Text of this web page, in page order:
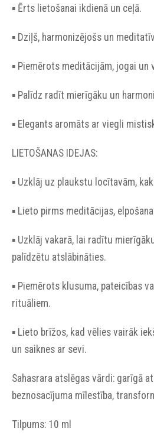
▪︎ Ērts lietošanai ikdienā un ceļā.
▪︎ Dziļš, harmonizējošs un
▪︎ Piemērots meditācijām, jogai un
▪︎ Palīdz radīt mierīgāku un
▪︎ Elegants aromāts ar viegli
LIETOŠANAS IDEJAS:
▪︎ Uzklāj uz plaukstu locītavām,
▪︎ Lieto pirms meditācijas,
▪︎ Uzklāj vakarā, lai radītu
palīdzētu atslābināties.
▪︎ Piemērots klusuma, pateicības
rituāliem.
▪︎ Lieto brīžos, kad vēlies vairāk
un saiknes ar sevi.
Sahasrara atslēgas vārdi: garīgā
beznosacījuma mīlestība,
Tilpums: 10 ml